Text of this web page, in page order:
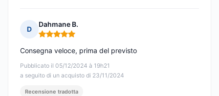
D
Dahmane B.
Nota: 5 su 5
Pubblicato il 05/12/2024 à 19h21
a seguito di un acquisto di 23/11/2024
Consegna veloce, prima del previsto
Recensione tradotta